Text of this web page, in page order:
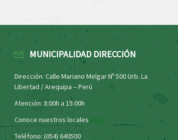
MUNICIPALIDAD DIRECCIÓN
Dirección: Calle Mariano Melgar Nº 500 Urb. La
Libertad / Arequipa – Perú
Atención: 8:00h a 15:00h
Conoce nuestros locales aquí
Teléfono: (054) 640500